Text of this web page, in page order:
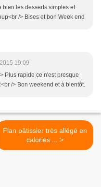
bien les desserts simples et
/> Bises et bon Week end
19:09
Plus rapide ce n'est presque
/> Bon weekend et à bientôt.
Flan pâtissier très allégé en
calories ... >